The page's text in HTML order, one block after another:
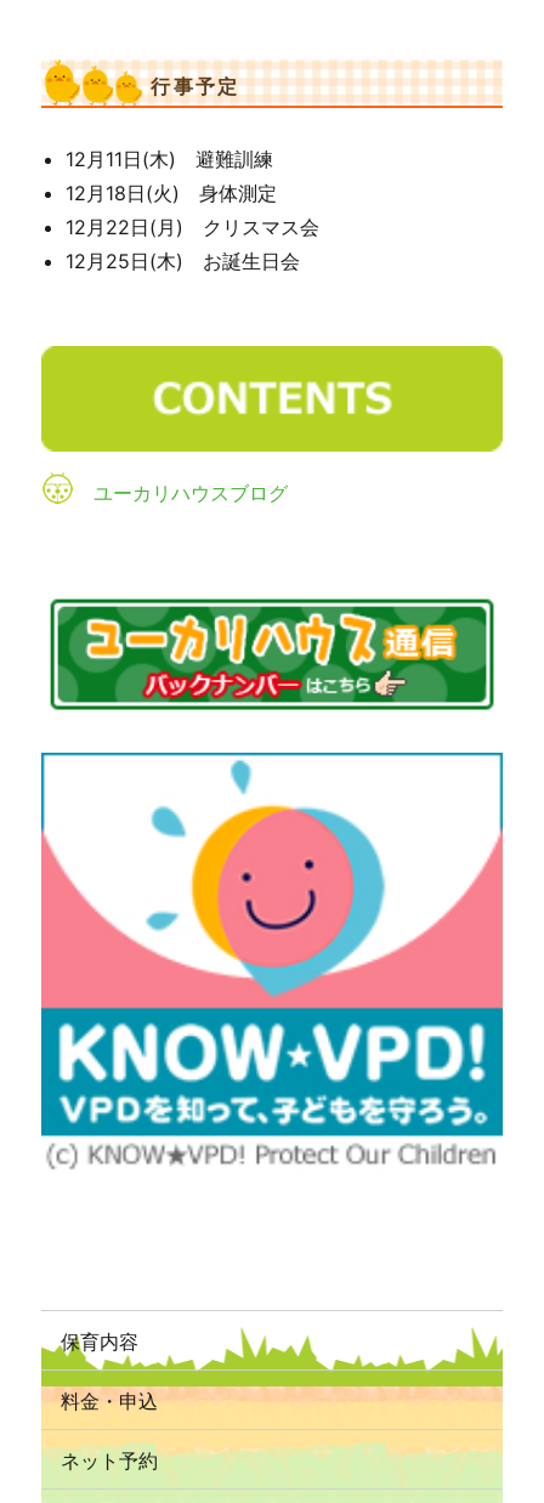
行事予定
12月11日(木) 避難訓練
12月18日(火) 身体測定
12月22日(月) クリスマス会
12月25日(木) お誕生日会
ユーカリハウスブログ
保育内容
料金・申込
ネット予約